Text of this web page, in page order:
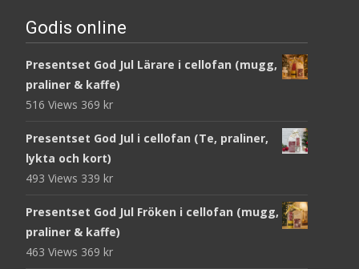
Godis online
Presentset God Jul Lärare i cellofan (mugg,
praliner & kaffe)
516 Views 369 kr
Presentset God Jul i cellofan (Te, praliner,
lykta och kort)
493 Views 339 kr
Presentset God Jul Fröken i cellofan (mugg,
praliner & kaffe)
463 Views 369 kr